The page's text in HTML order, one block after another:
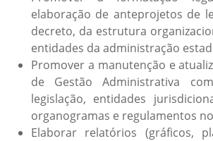
elaboração de anteprojetos de
decreto, da estrutura
entidades da administração
Promover a manutenção e
de Gestão Administrativa
legislação, entidades
organogramas e regulamentos
Elaborar relatórios (gráficos,